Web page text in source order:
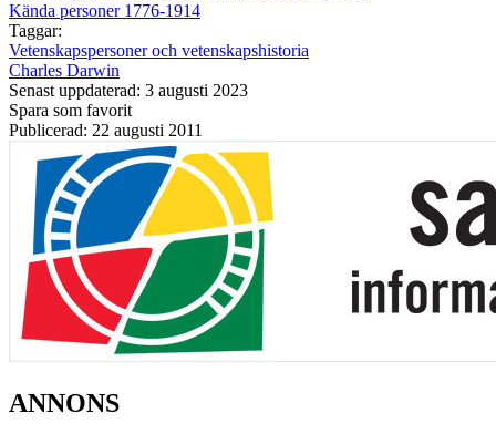
Kända personer 1776-1914
Taggar:
Vetenskapspersoner och vetenskapshistoria
Charles Darwin
Senast uppdaterad: 3 augusti 2023
Spara som favorit
Publicerad: 22 augusti 2011
ANNONS